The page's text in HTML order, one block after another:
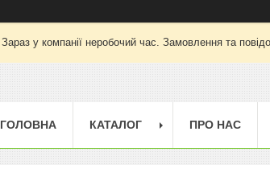
Зараз у компанії неробочий час. Замовлення та
ГОЛОВНА КАТАЛОГ ПРО НАС